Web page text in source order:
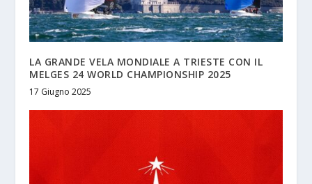
LA GRANDE VELA MONDIALE A TRIESTE CON IL
MELGES 24 WORLD CHAMPIONSHIP 2025
17 Giugno 2025